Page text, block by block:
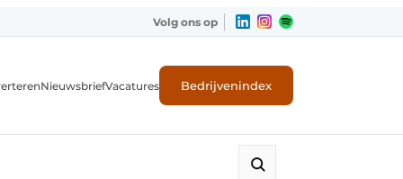
Volg ons op
NieuwsbriefVacatures Bedrijvenindex